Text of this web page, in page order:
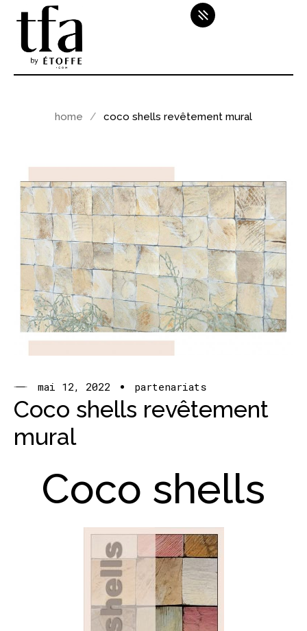
home coco shells revêtement mural
mai 12, 2022 partenariats
Coco shells revêtement
mural
Coco shells